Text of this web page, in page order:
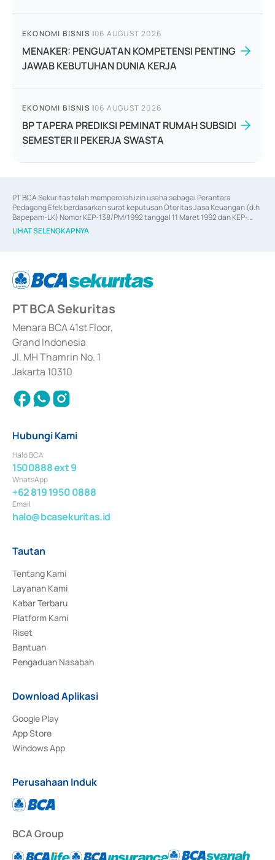
EKONOMI BISNIS |06 AUGUST 2026
MENAKER: PENGUATAN KOMPETENSI PENTING
JAWAB KEBUTUHAN DUNIA KERJA
EKONOMI BISNIS |06 AUGUST 2026
BP TAPERA PREDIKSI PEMINAT RUMAH SUBSIDI
SEMESTER II PEKERJA SWASTA
PT BCA Sekuritas telah memperoleh izin usaha sebagai Perantara
Pedagang Efek berdasarkan surat keputusan Otoritas Jasa Keuangan (d.h
Bapepam-LK) Nomor KEP-138/PM/1992 tanggal 11 Maret 1992 dan KEP-
06/D.04/2014 tanggal 28 Februari 2014, izin usaha sebagai Penjamin Emisi
Efek berdasarkan surat keputusan Otoritas Jasa Keuangan Nomor KEP-
berdasarkan surat keputusan Otoritas Jasa Keuangan Nomor S-
67/PM.21/2017 tanggal 3 Februari 2017, dan beberapa izin usaha lainnya
Sertifikat Deposito di Pasar Uang yang izinnya diterbitkan pada tahun 2017
dan izin usaha lainnya dari Bank Indonesia sebagai Lembaga Pendukung
Penerbitan, Transaksi, serta Penatausahaan dan Penyelesaian Transaksi
Surat Berharga Komersial yang izinnya diterbitkan pada tahun 2018.
LIHAT SELENGKAPNYA
PT BCA Sekuritas
Menara BCA 41st Floor,
Grand Indonesia
Jl. MH Thamrin No. 1
Jakarta 10310
Hubungi Kami
Halo BCA
1500888 ext 9
WhatsApp
+62 819 1950 0888
Email
halo@bcasekuritas.id
Tautan
Tentang Kami
Layanan Kami
Kabar Terbaru
Platform Kami
Riset
Bantuan
Pengaduan Nasabah
Download Aplikasi
Google Play
App Store
Windows App
Perusahaan Induk
BCA Group